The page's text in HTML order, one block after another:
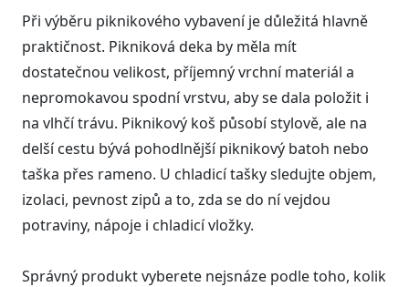
Při výběru piknikového vybavení je důležitá hlavně
praktičnost. Pikniková deka by měla mít
dostatečnou velikost, příjemný vrchní materiál a
nepromokavou spodní vrstvu, aby se dala položit i
na vlhčí trávu. Piknikový koš působí stylově, ale na
delší cestu bývá pohodlnější piknikový batoh nebo
taška přes rameno. U chladicí tašky sledujte objem,
izolaci, pevnost zipů a to, zda se do ní vejdou
potraviny, nápoje i chladicí vložky.
Správný produkt vyberete nejsnáze podle toho, kolik